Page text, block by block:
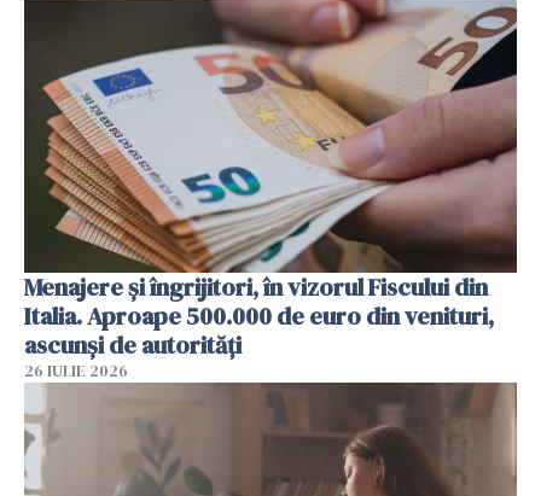
Menajere și îngrijitori, în vizorul Fiscului din
Italia. Aproape 500.000 de euro din venituri,
ascunși de autorități
26 IULIE 2026